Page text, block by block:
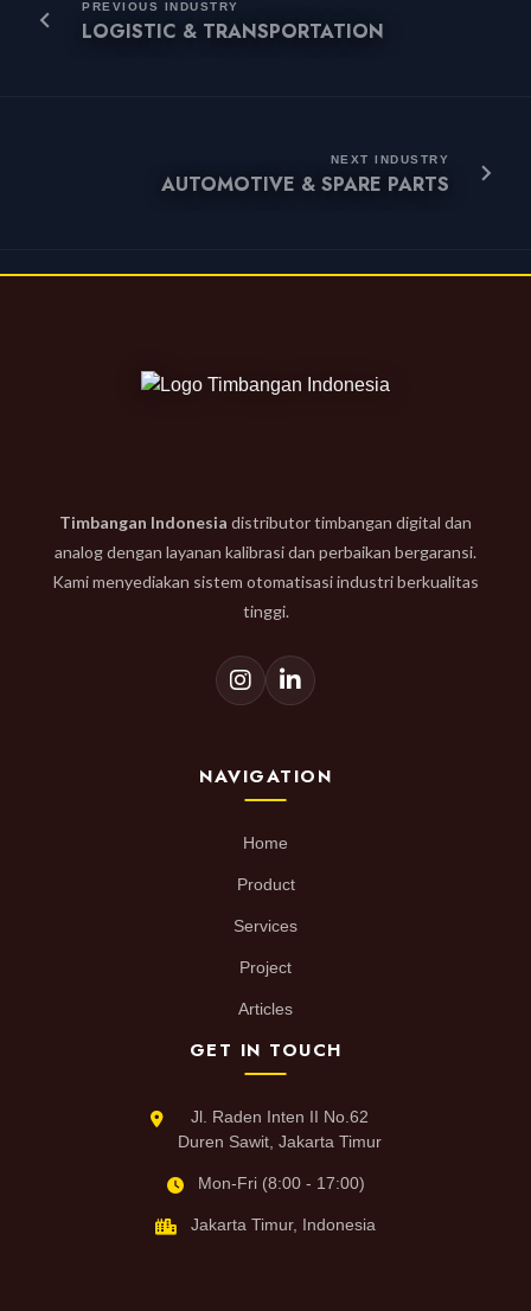
PREVIOUS INDUSTRY
LOGISTIC & TRANSPORTATION
NEXT INDUSTRY
AUTOMOTIVE & SPARE PARTS
Timbangan Indonesia distributor timbangan digital dan
analog dengan layanan kalibrasi dan perbaikan bergaransi.
Kami menyediakan sistem otomatisasi industri berkualitas
tinggi.
NAVIGATION
Home
Product
Services
Project
Articles
GET IN TOUCH
Jl. Raden Inten II No.62
Duren Sawit, Jakarta Timur
Mon-Fri (8:00 - 17:00)
Jakarta Timur, Indonesia